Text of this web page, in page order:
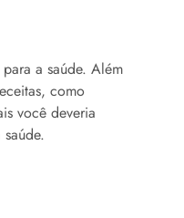
a saúde. Além
como
você deveria